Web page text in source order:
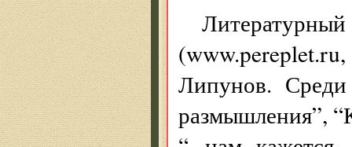
Липунов.
размышления”,